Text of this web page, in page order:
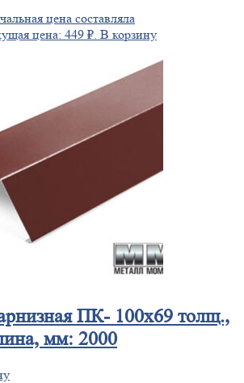
цена составляла
цена: 449 ₽. В корзину
ПК- 100х69 толщ.,
мм: 2000